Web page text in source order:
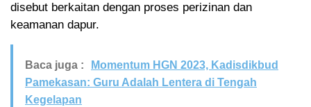
disebut berkaitan dengan proses perizinan dan
keamanan dapur.
Baca juga :
Momentum HGN 2023, Kadisdikbud
Pamekasan: Guru Adalah Lentera di Tengah
Kegelapan